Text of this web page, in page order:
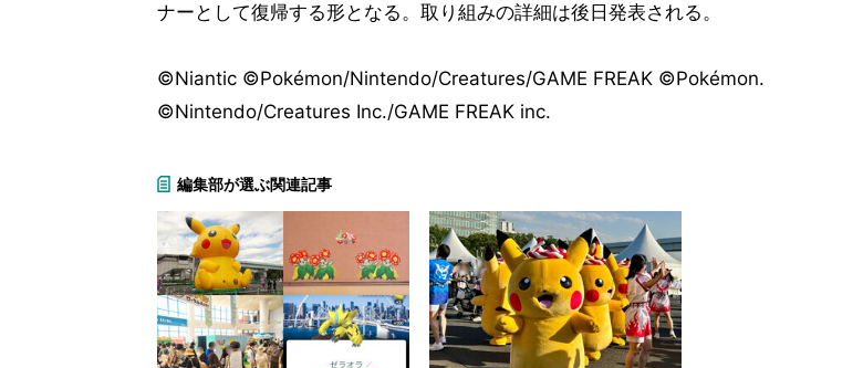
ナーとして復帰する形となる。取り組みの詳細は後日発表される。
©Niantic ©Pokémon/Nintendo/Creatures/GAME FREAK ©Pokémon.
©Nintendo/Creatures Inc./GAME FREAK inc.
編集部が選ぶ関連記事